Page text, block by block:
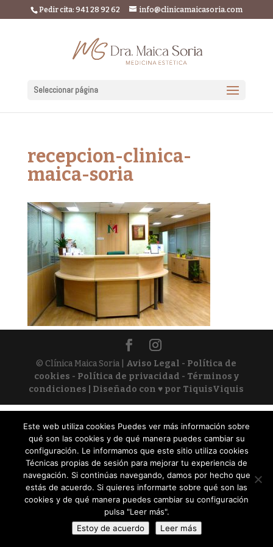
Pedir cita: 941 28 92 62 info@clinicamaicasoria.com
Seleccionar página
recepcion-clinica-
maica-soria
© Clínica Maica Soria | Aviso Legal - Política de
cookies - Política de privacidad - Términos y
condiciones
| Diseñado con ♥ por TiquisViquis
Este web utiliza cookies Puedes ver más información sobre
qué son las cookies y de qué manera puedes cambiar su
configuración. Le informamos que este sitio utiliza cookies
Técnicas propias de sesión para mejorar tu experiencia de
navegación. Si continúas navegando, damos por hecho que
estás de acuerdo. Si quieres informarte sobre qué son las
cookies y de qué manera puedes cambiar su configuración
pulsa "Leer más".
Estoy de acuerdo
Leer más